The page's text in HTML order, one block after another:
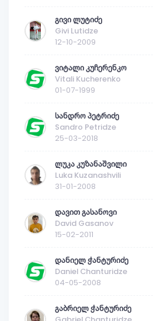
გივი ლუტიძე
Givi Lutidze
12-10-2009
ვიტალი კუჩერენკო
Vitali Kucherenko
01-07-1999
სანდრო პეტრიძე
Sandro Petridze
25-03-2018
ლუკა კუზანაშვილი
Luka Kuzanashvili
31-01-2008
დავით გასანოვი
David Gasanov
15-02-2011
დანიელ ჭანტურიძე
Daniel Chanturidze
04-05-2008
გაბრიელ ჭანტურიძე